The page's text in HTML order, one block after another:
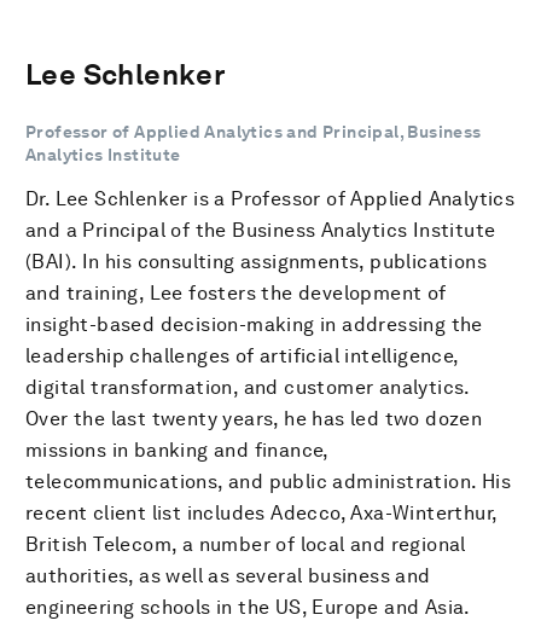
Lee Schlenker
Professor of Applied Analytics and Principal, Business
Analytics Institute
Dr. Lee Schlenker is a Professor of Applied Analytics
and a Principal of the Business Analytics Institute
(BAI). In his consulting assignments, publications
and training, Lee fosters the development of
insight-based decision-making in addressing the
leadership challenges of artificial intelligence,
digital transformation, and customer analytics.
Over the last twenty years, he has led two dozen
missions in banking and finance,
telecommunications, and public administration. His
recent client list includes Adecco, Axa-Winterthur,
British Telecom, a number of local and regional
authorities, as well as several business and
engineering schools in the US, Europe and Asia.